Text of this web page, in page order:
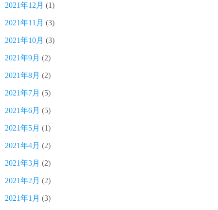
2021年12月 (1)
2021年11月 (3)
2021年10月 (3)
2021年9月 (2)
2021年8月 (2)
2021年7月 (5)
2021年6月 (5)
2021年5月 (1)
2021年4月 (2)
2021年3月 (2)
2021年2月 (2)
2021年1月 (3)